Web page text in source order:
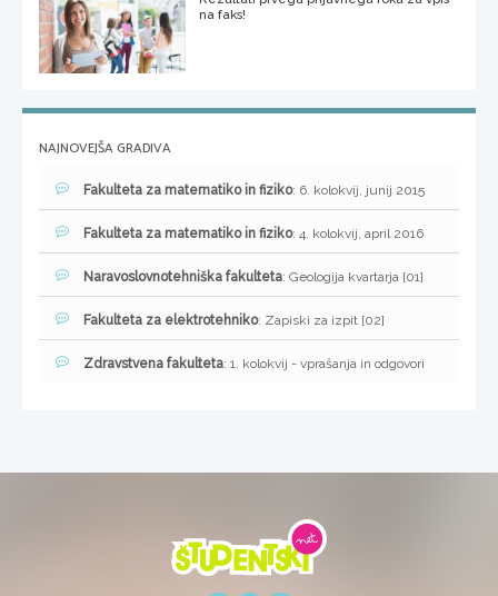
na faks!
NAJNOVEJŠA GRADIVA
Fakulteta za matematiko in fiziko: 6. kolokvij, junij 2015
Fakulteta za matematiko in fiziko: 4. kolokvij, april 2016
Naravoslovnotehniška fakulteta: Geologija kvartarja [01]
Fakulteta za elektrotehniko: Zapiski za izpit [02]
Zdravstvena fakulteta: 1. kolokvij - vprašanja in odgovori